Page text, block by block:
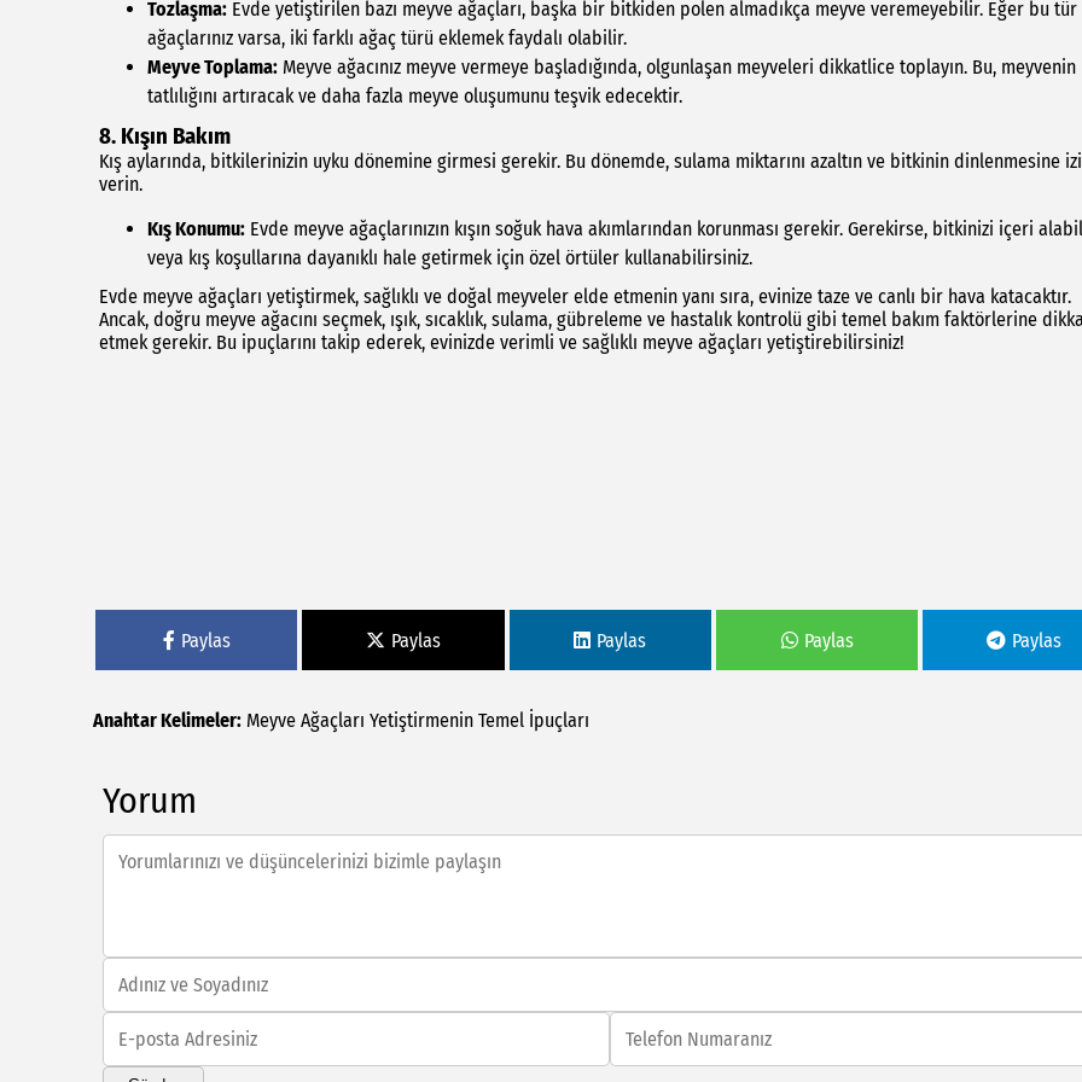
Tozlaşma: Evde yetiştirilen bazı meyve ağaçları, başka bir bitkiden polen almadıkça meyve veremeyebilir. Eğer bu tür
ağaçlarınız varsa, iki farklı ağaç türü eklemek faydalı olabilir.
Meyve Toplama: Meyve ağacınız meyve vermeye başladığında, olgunlaşan meyveleri dikkatlice toplayın. Bu, meyvenin
tatlılığını artıracak ve daha fazla meyve oluşumunu teşvik edecektir.
8. Kışın Bakım
Kış aylarında, bitkilerinizin uyku dönemine girmesi gerekir. Bu dönemde, sulama miktarını azaltın ve bitkinin dinlenmesine
verin.
Kış Konumu: Evde meyve ağaçlarınızın kışın soğuk hava akımlarından korunması gerekir. Gerekirse, bitkinizi içeri
veya kış koşullarına dayanıklı hale getirmek için özel örtüler kullanabilirsiniz.
Evde meyve ağaçları yetiştirmek, sağlıklı ve doğal meyveler elde etmenin yanı sıra, evinize taze ve canlı bir hava katacaktır.
Ancak, doğru meyve ağacını seçmek, ışık, sıcaklık, sulama, gübreleme ve hastalık kontrolü gibi temel bakım faktörlerine
etmek gerekir. Bu ipuçlarını takip ederek, evinizde verimli ve sağlıklı meyve ağaçları yetiştirebilirsiniz!
Paylas Paylas Paylas Paylas Paylas
Anahtar Kelimeler: Meyve Ağaçları Yetiştirmenin Temel İpuçları
Yorum